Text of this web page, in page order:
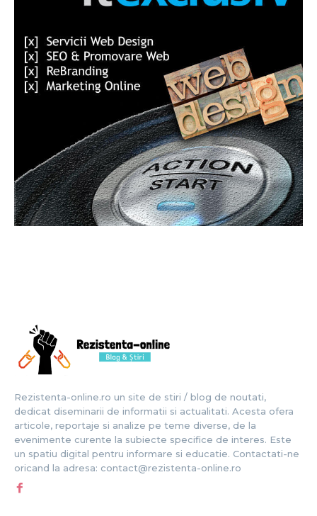
Rezistenta-online.ro un site de stiri / blog de noutati,
dedicat diseminarii de informatii si actualitati. Acesta ofera
articole, reportaje si analize pe teme diverse, de la
evenimente curente la subiecte specifice de interes. Este
un spatiu digital pentru informare si educatie. Contactati-ne
oricand la adresa: contact@rezistenta-online.ro